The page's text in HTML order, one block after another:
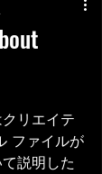
リエイテ
ファイルが
説明した